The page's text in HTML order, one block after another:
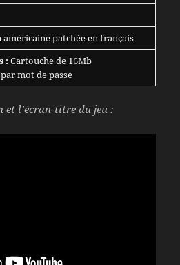
américaine patchée en français
: Cartouche de 16Mb
mot de passe
et l’écran-titre du jeu :